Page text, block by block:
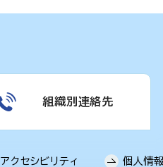
組織別連絡先
アクセシビリティ 個人情